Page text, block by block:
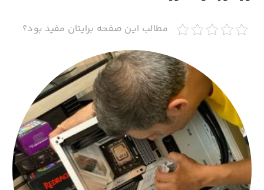
مطالب این صفحه برایتان مفید بود؟